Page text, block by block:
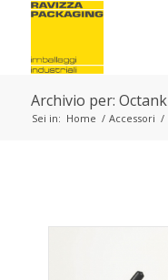
Archivio per: Octank
Sei in: Home / Accessori /